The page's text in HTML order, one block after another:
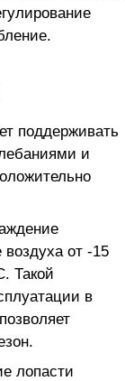
поддерживать
и
от -15
Такой
в
лопасти